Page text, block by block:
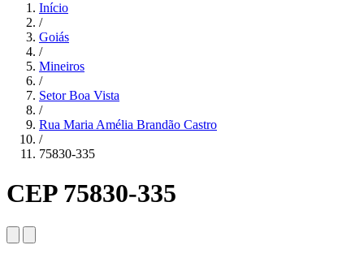
Início
/
Goiás
/
Mineiros
/
Setor Boa Vista
/
Rua Maria Amélia Brandão Castro
/
75830-335
CEP 75830-335